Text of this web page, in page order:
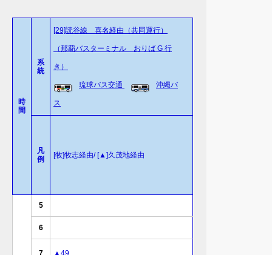
時
間
系
統
[29]読谷線 喜名経由（共同運行）
（那覇バスターミナル おりば G 行
き）
琉球バス交通 沖縄バ
ス
凡
例
[牧]牧志経由/ [▲]久茂地経由
5
6